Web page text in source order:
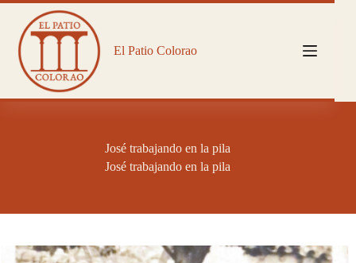
Saltar
contenido
El Patio Colorao
José trabajando en la pila
José trabajando en la pila